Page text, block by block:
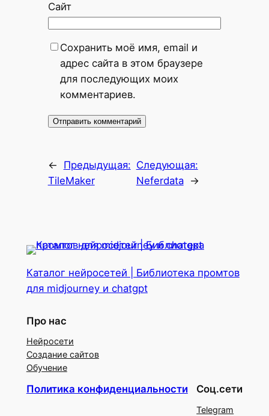
Сайт
Сохранить моё имя, email и
адрес сайта в этом браузере
для последующих моих
комментариев.
←
Предыдущая:
TileMaker
Следующая:
Neferdata
→
Каталог нейросетей | Библиотека промтов
для midjourney и chatgpt
Про нас
Нейросети
Создание сайтов
Обучение
Политика конфиденциальности Соц.сети
Telegram